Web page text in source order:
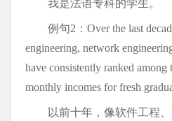
我是法语专科的学生。
例句2：Over the last
engineering, network
have consistently ranked among
monthly incomes for fresh
以前十年，像软件工程